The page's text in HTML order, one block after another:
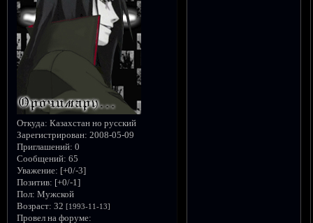
Откуда: Казахстан но русский
Зарегистрирован: 2008-05-09
Приглашений: 0
Сообщений: 65
Уважение: [+0/-3]
Позитив: [+0/-1]
Пол: Мужской
Возраст: 32 [1993-11-13]
Провел на форуме: